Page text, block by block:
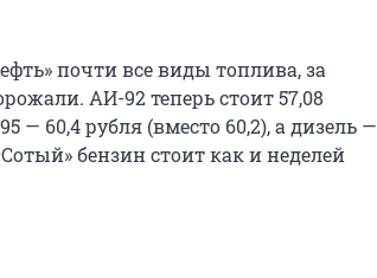
почти все виды топлива, за
АИ-92 теперь стоит 57,08
— 60,4 рубля (вместо 60,2), а дизель —
бензин стоит как и неделей